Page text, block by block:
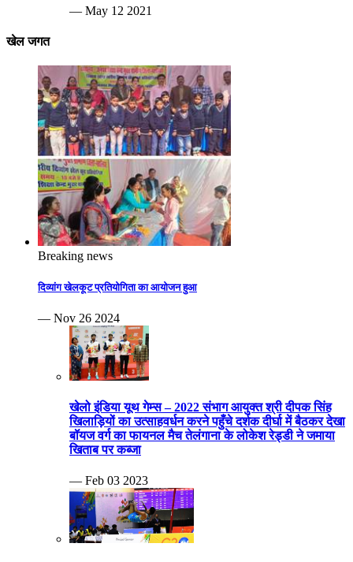
— May 12 2021
खेल जगत
Breaking news
दिव्यांग खेलकूट प्रतियोगिता का आयोजन हुआ
— Nov 26 2024
खेलो इंडिया यूथ गेम्स – 2022 संभाग आयुक्त श्री दीपक सिंह
खिलाड़ियों का उत्साहवर्धन करने पहुँचे दर्शक दीर्घा में बैठकर देखा
बॉयज वर्ग का फायनल मैच तेलंगाना के लोकेश रेड्डी ने जमाया
खिताब पर कब्जा
— Feb 03 2023